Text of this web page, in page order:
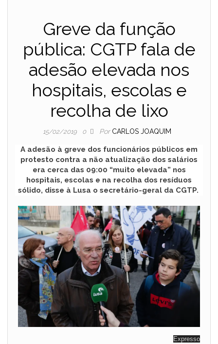
Greve da função
pública: CGTP fala de
adesão elevada nos
hospitais, escolas e
recolha de lixo
15/02/2019 0 Por CARLOS JOAQUIM
A adesão à greve dos funcionários públicos em
protesto contra a não atualização dos salários
era cerca das 09:00 “muito elevada” nos
hospitais, escolas e na recolha dos resíduos
sólido, disse à Lusa o secretário-geral da CGTP.
Expresso